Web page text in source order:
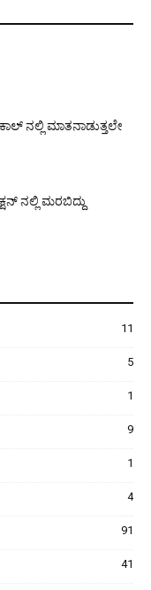
ನಲ್ಲಿ ಮಾತನಾಡುತ್ತಲೇ
ನಲ್ಲಿ ಮರಬಿದ್ದು
11
5
1
9
1
4
91
41